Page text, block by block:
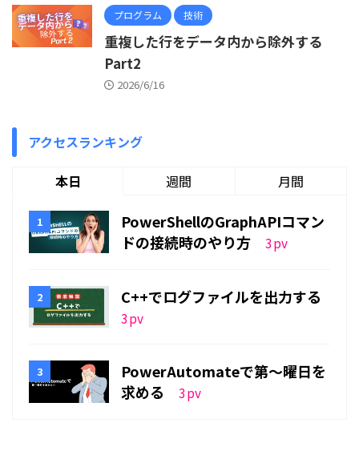
プログラム 技術
重複した行をデータ内から除外する
Part2
2026/6/16
アクセスランキング
本日 週間 月間
PowerShellのGraphAPIコマン
ドの接続時のやり方
3pv
C++でログファイルを出力する
3pv
PowerAutomateで第～曜日を
求める
3pv